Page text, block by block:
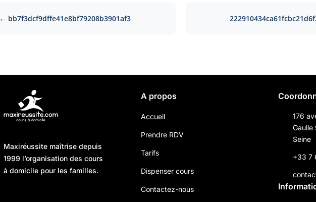
← bb7f3dcf9dffe41e8bf79208b3901af3
Maxiréussite maîtrise depuis
1999 l’organisation des cours
à domicile pour les familles.
A propos
Accueil
Prendre RDV
Tarifs
Dispenser cours
Contactez-nous
176
Seine
+33 7